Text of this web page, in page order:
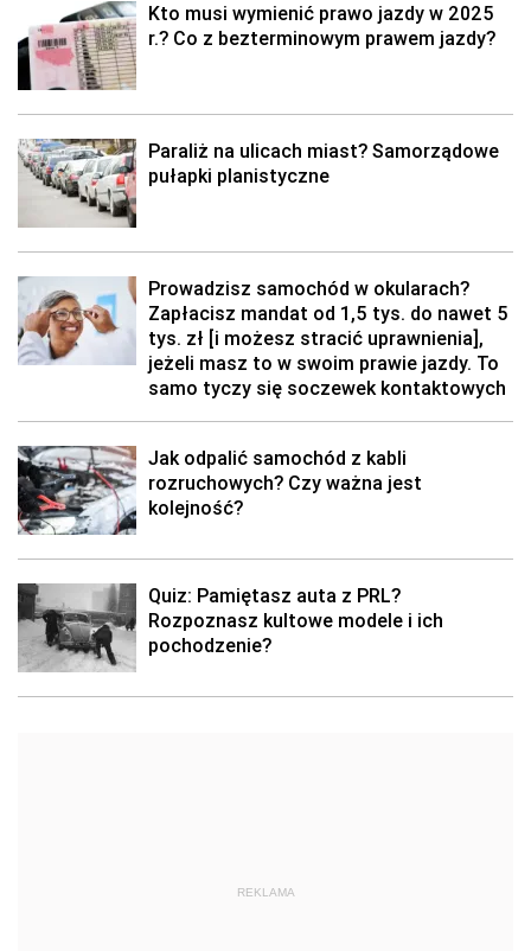
Kto musi wymienić prawo jazdy w 2025
r.? Co z bezterminowym prawem jazdy?
Paraliż na ulicach miast? Samorządowe
pułapki planistyczne
Prowadzisz samochód w okularach?
Zapłacisz mandat od 1,5 tys. do nawet 5
tys. zł [i możesz stracić uprawnienia],
jeżeli masz to w swoim prawie jazdy. To
samo tyczy się soczewek kontaktowych
Jak odpalić samochód z kabli
rozruchowych? Czy ważna jest
kolejność?
Quiz: Pamiętasz auta z PRL?
Rozpoznasz kultowe modele i ich
pochodzenie?
REKLAMA